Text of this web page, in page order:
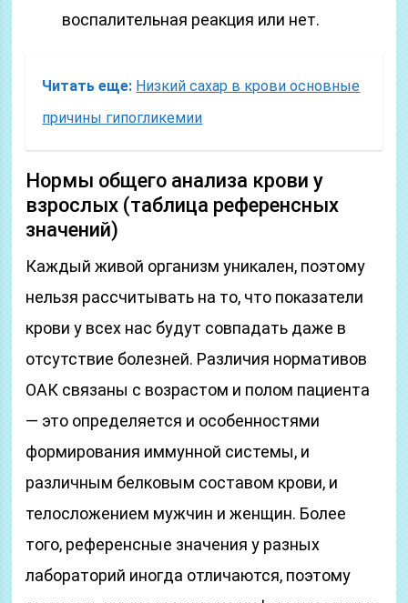
воспалительная реакция или нет.
Читать еще: Низкий сахар в крови основные
причины гипогликемии
Нормы общего анализа крови у
взрослых (таблица референсных
значений)
Каждый живой организм уникален, поэтому
нельзя рассчитывать на то, что показатели
крови у всех нас будут совпадать даже в
отсутствие болезней. Различия нормативов
ОАК связаны с возрастом и полом пациента
— это определяется и особенностями
формирования иммунной системы, и
различным белковым составом крови, и
телосложением мужчин и женщин. Более
того, референсные значения у разных
лабораторий иногда отличаются, поэтому